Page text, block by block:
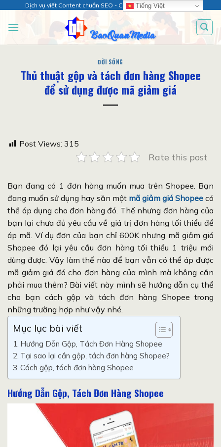
Chuyển
nội
dung
Dịch vụ viết Content chuẩn SEO - Chăm sóc web chuyên sâu!
ĐỜI SỐNG
Thủ thuật gộp và tách đơn hàng Shopee
để sử dụng được mã giảm giá
Post Views: 315
Rate this post
Bạn đang có 1 đơn hàng muốn mua trên Shopee. Bạn
đang muốn sử dụng hay săn một mã giảm giá Shopee có
thể áp dụng cho đơn hàng đó. Thế nhưng đơn hàng của
bạn lại chưa đủ yêu cầu về giá trị đơn hàng tối thiểu để
áp mã. Ví dụ đơn của bạn chỉ 600K nhưng mã giảm giá
Shopee đó lại yêu cầu đơn hàng tối thiểu 1 triệu mới
dùng được. Vậy làm thế nào để bạn vẫn có thể áp được
mã giảm giá đó cho đơn hàng của mình mà không cần
phải mua thêm? Bài viết này mình sẽ hướng dẫn cụ thể
cho bạn cách gộp và tách đơn hàng Shopee trong
những trường hợp như vậy nhé.
Mục lục bài viết
Hướng Dẫn Gộp, Tách Đơn Hàng Shopee
Tại sao lại cần gộp, tách đơn hàng Shopee?
Cách gộp, tách đơn hàng Shopee
Hướng Dẫn Gộp, Tách Đơn Hàng Shopee
Tiếng Việt